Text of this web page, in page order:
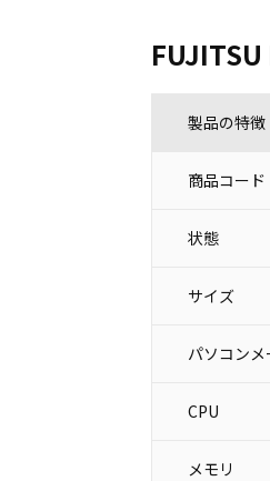
製品の特徴
商品コード
状態
サイズ
パソコンメ
CPU
メモリ